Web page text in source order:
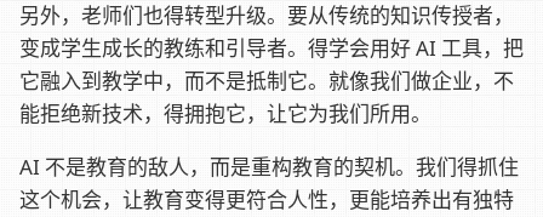
另外，老师们也得转型升级。要从传统的知识传授者，
变成学生成长的教练和引导者。得学会用好 AI 工具，把
它融入到教学中，而不是抵制它。就像我们做企业，不
能拒绝新技术，得拥抱它，让它为我们所用。
AI 不是教育的敌人，而是重构教育的契机。我们得抓住
这个机会，让教育变得更符合人性，更能培养出有独特